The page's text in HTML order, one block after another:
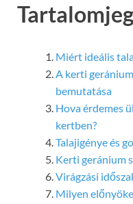
Miért ideális
A kerti
bemutatása
Hova érdemes
kertben?
Talajigénye és
Kerti geránium
Virágzási
Milyen